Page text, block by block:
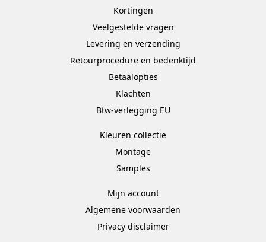
Kortingen
Veelgestelde vragen
Levering en verzending
Retourprocedure en bedenktijd
Betaalopties
Klachten
Btw-verlegging EU
Kleuren collectie
Montage
Samples
Mijn account
Algemene voorwaarden
Privacy disclaimer